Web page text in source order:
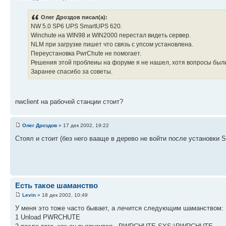
Олег Дроздов писал(а):
NW 5.0 SP6 UPS SmartUPS 620.
Winchute на WIN98 и WIN2000 перестал видеть сервер.
NLM при загрузке пишет что связь с упсом установлена.
Переустановка PwrChute не помогает.
Решения этой проблеиы на форуме я не нашел, хотя вопросы
Заранее спасибо за советы.
nwclient на рабочей станции стоит?
Олег Дроздов » 17 дек 2002, 19:22
Стоял и стоит (без него вааще в дерево не войти после установки
Есть такое шаманство
Levin » 18 дек 2002, 10:49
У меня это тоже часто бывает, а лечится следующим шаманством:
1 Unload PWRCHUTE